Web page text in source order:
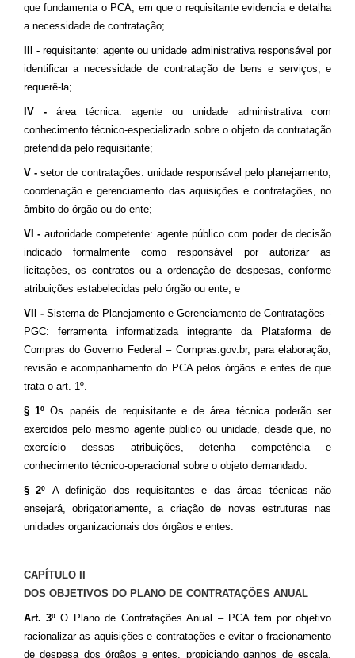
que fundamenta o PCA, em que o requisitante evidencia e detalha
a necessidade de contratação;
III -requisitante: agente ou unidade administrativa responsável por
identificar a necessidade de contratação de bens e serviços, e
requerê-la;
IV -área técnica: agente ou unidade administrativa com
conhecimento técnico-especializado sobre o objeto da contratação
pretendida pelo requisitante;
V -setor de contratações: unidade responsável pelo planejamento,
coordenação e gerenciamento das aquisições e contratações, no
âmbito do órgão ou do ente;
VI -autoridade competente: agente público com poder de decisão
indicado formalmente como responsável por autorizar as
licitações, os contratos ou a ordenação de despesas, conforme
atribuições estabelecidas pelo órgão ou ente; e
VII - Sistema de Planejamento e Gerenciamento de Contratações -
PGC: ferramenta informatizada integrante da Plataforma de
Compras do Governo Federal – Compras.gov.br, para elaboração,
revisão e acompanhamento do PCA pelos órgãos e entes de que
trata o art. 1º.
§ 1ºOs papéis de requisitante e de área técnica poderão ser
exercidos pelo mesmo agente público ou unidade, desde que, no
exercício dessas atribuições, detenha competência e
conhecimento técnico-operacional sobre o objeto demandado.
§ 2º A definição dos requisitantes e das áreas técnicas não
ensejará, obrigatoriamente, a criação de novas estruturas nas
unidades organizacionais dos órgãos e entes.
CAPÍTULO II
DOS OBJETIVOS DO PLANO DE CONTRATAÇÕES ANUAL
Art. 3ºO Plano de Contratações Anual – PCA tem por objetivo
racionalizar as aquisições e contratações e evitar o fracionamento
de despesa dos órgãos e entes, propiciando ganhos de escala,